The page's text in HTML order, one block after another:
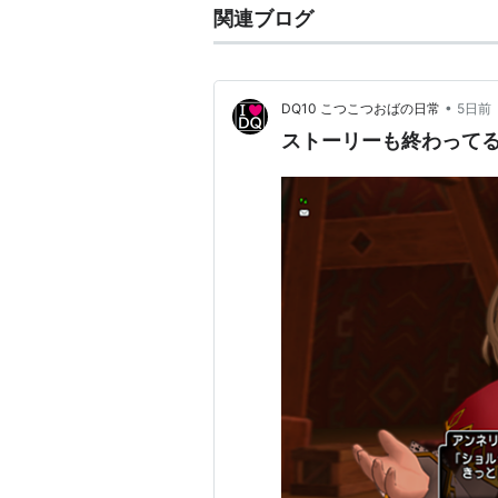
関連ブログ
DQ10 こつこつおばの日常 • 5日前
ストーリーも終わって